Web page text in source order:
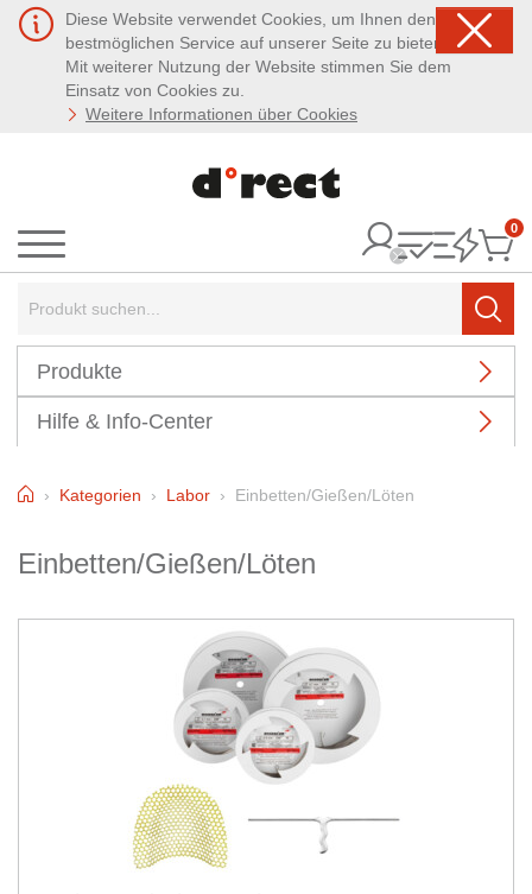
Diese Website verwendet Cookies, um Ihnen den
bestmöglichen Service auf unserer Seite zu bieten.
Mit weiterer Nutzung der Website stimmen Sie dem
Einsatz von Cookies zu.
Weitere Informationen über Cookies
Menü
0
Produkte
Hilfe & Info-Center
HomeKategorien Labor Einbetten/Gießen/Löten
Einbetten/Gießen/Löten